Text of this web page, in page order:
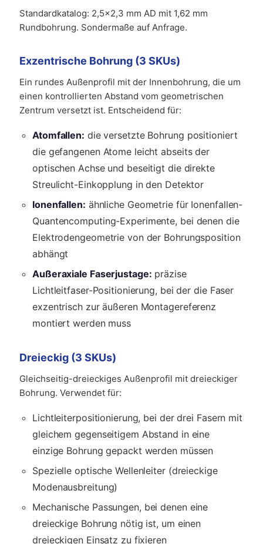
Standardkatalog: 2,5×2,3 mm AD mit 1,62 mm
Rundbohrung. Sondermaße auf Anfrage.
Exzentrische Bohrung (3 SKUs)
Ein rundes Außenprofil mit der Innenbohrung, die um
einen kontrollierten Abstand vom geometrischen
Zentrum versetzt ist. Entscheidend für:
Atomfallen: die versetzte Bohrung positioniert
die gefangenen Atome leicht abseits der
optischen Achse und beseitigt die direkte
Streulicht-Einkopplung in den Detektor
Ionenfallen: ähnliche Geometrie für Ionenfallen-
Quantencomputing-Experimente, bei denen die
Elektrodengeometrie von der Bohrungsposition
abhängt
Außeraxiale Faserjustage: präzise
Lichtleitfaser-Positionierung, bei der die Faser
exzentrisch zur äußeren Montagereferenz
montiert werden muss
Dreieckig (3 SKUs)
Gleichseitig-dreieckiges Außenprofil mit dreieckiger
Bohrung. Verwendet für:
Lichtleiterpositionierung, bei der drei Fasern mit
gleichem gegenseitigem Abstand in eine
einzige Bohrung gepackt werden müssen
Spezielle optische Wellenleiter (dreieckige
Modenausbreitung)
Mechanische Passungen, bei denen eine
dreieckige Bohrung nötig ist, um einen
dreieckigen Einsatz zu fixieren